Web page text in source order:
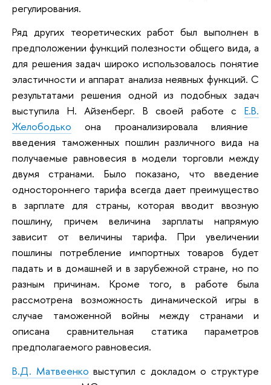
регулирования.
Ряд других теоретических работ был выполнен в
предположении функций полезности общего вида, а
для решения задач широко использовалось понятие
эластичности и аппарат анализа неявных функций. С
результатами решения одной из подобных задач
выступила Н. Айзенберг. В своей работе с Е.В.
Желободько она проанализировала влияние
введения таможенных пошлин различного вида на
получаемые равновесия в модели торговли между
двумя странами. Было показано, что введение
одностороннего тарифа всегда дает преимущество
в зарплате для страны, которая вводит ввозную
пошлину, причем величина зарплаты напрямую
зависит от величины тарифа. При увеличении
пошлины потребление импортных товаров будет
падать и в домашней и в зарубежной стране, но по
разным причинам. Кроме того, в работе была
рассмотрена возможность динамической игры в
случае таможенной войны между странами и
описана сравнительная статика параметров
предполагаемого равновесия.
В.Д. Матвеенко выступил с докладом о структуре